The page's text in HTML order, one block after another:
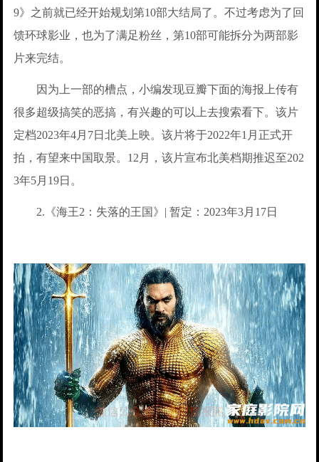
9》之前就已经开始规划第10部大结局了。不过考虑为了回
馈环球影业，也为了满足粉丝，第10部可能拆分为两部影
片来完结。
因为上一部的槽点，小编发现豆瓣下面的海报上传有
很多超级搞笑的恶搞，有兴趣的可以上去搜索看下。该片
定档2023年4月7日北美上映。该片将于2022年1月正式开
拍，有望来中国取景。12月，该片宣布北美档期推迟至202
3年5月19日。
2.《海王2：失落的王国》| 暂定：2023年3月17日